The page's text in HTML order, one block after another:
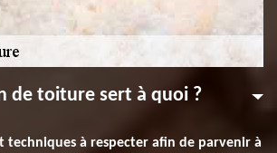
de toiture sert à quoi ?
techniques à respecter afin de parvenir à